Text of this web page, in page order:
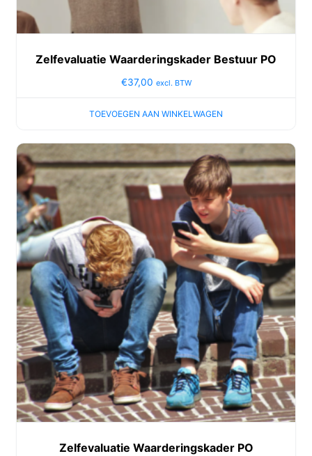
Zelfevaluatie Waarderingskader Bestuur PO
€37,00 excl. BTW
TOEVOEGEN AAN WINKELWAGEN
Zelfevaluatie Waarderingskader PO